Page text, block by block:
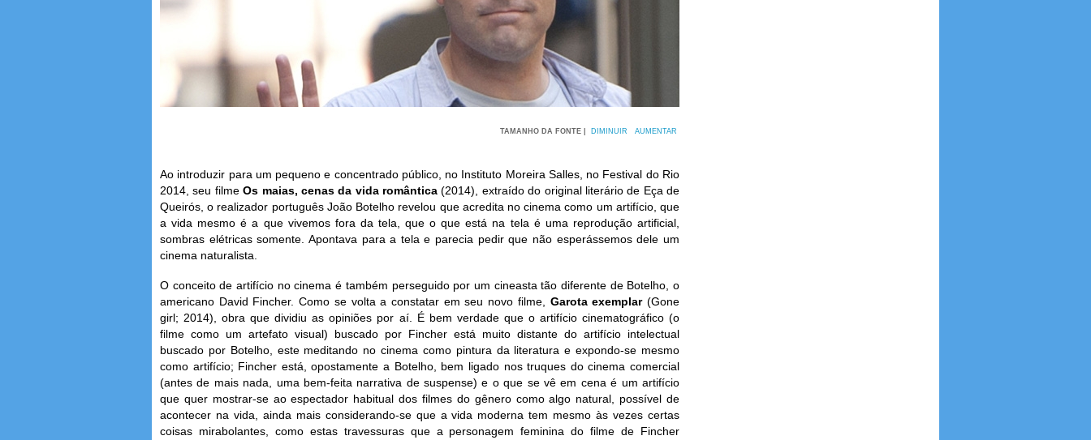
TAMANHO DA FONTE | DIMINUIR AUMENTAR
Ao introduzir para um pequeno e concentrado público, no Instituto Moreira Salles, no Festival do Rio
2014, seu filmeOs maias, cenas da vida romântica(2014), extraído do original literário de Eça de
Queirós, o realizador português João Botelho revelou que acredita no cinema como um artifício, que
a vida mesmo é a que vivemos fora da tela, que o que está na tela é uma reprodução artificial,
sombras elétricas somente. Apontava para a tela e parecia pedir que não esperássemos dele um
cinema naturalista.
O conceito de artifício no cinema é também perseguido por um cineasta tão diferente de Botelho, o
americano David Fincher. Como se volta a constatar em seu novo filme, Garota exemplar(Gone
girl; 2014), obra que dividiu as opiniões por aí. É bem verdade que o artifício cinematográfico (o
filme como um artefato visual) buscado por Fincher está muito distante do artifício intelectual
buscado por Botelho, este meditando no cinema como pintura da literatura e expondo-se mesmo
como artifício; Fincher está, opostamente a Botelho, bem ligado nos truques do cinema comercial
(antes de mais nada, uma bem-feita narrativa de suspense) e o que se vê em cena é um artifício
que quer mostrar-se ao espectador habitual dos filmes do gênero como algo natural, possível de
acontecer na vida, ainda mais considerando-se que a vida moderna tem mesmo às vezes certas
coisas mirabolantes, como estas travessuras que a personagem feminina do filme de Fincher